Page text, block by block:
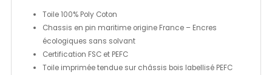
Toile 100% Poly Coton
Chassis en pin maritime origine France – Encres
écologiques sans solvant
Certification FSC et PEFC
Toile imprimée tendue sur châssis bois labellisé PEFC